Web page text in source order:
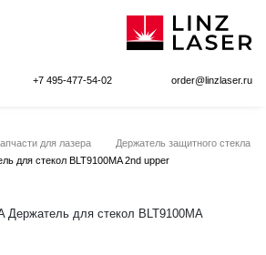
+7 495-477-54-02 order@linzlaser.ru
для лазера
Держатель защитного стекла
для стекол BLT9100MA 2nd upper